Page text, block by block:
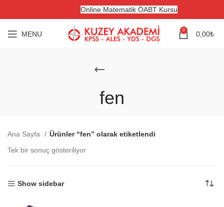
Online Matematik ÖABT Kursu
MENU 0 0,00₺
fen
Ana Sayfa
Ürünler “fen” olarak etiketlendi
Tek bir sonuç gösteriliyor
Show sidebar